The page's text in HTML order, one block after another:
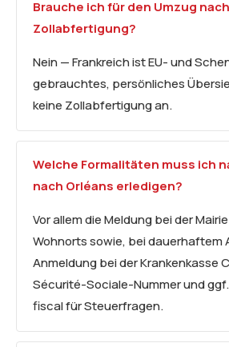
Brauche ich für den Umzug
Zollabfertigung?
Nein — Frankreich ist EU- und
gebrauchtes, persönliches
keine Zollabfertigung an.
Welche Formalitäten muss ich
nach Orléans erledigen?
Vor allem die Meldung bei der
Wohnorts sowie, bei dauerhaftem
Anmeldung bei der Krankenkasse
Sécurité-Sociale-Nummer und
fiscal für Steuerfragen.